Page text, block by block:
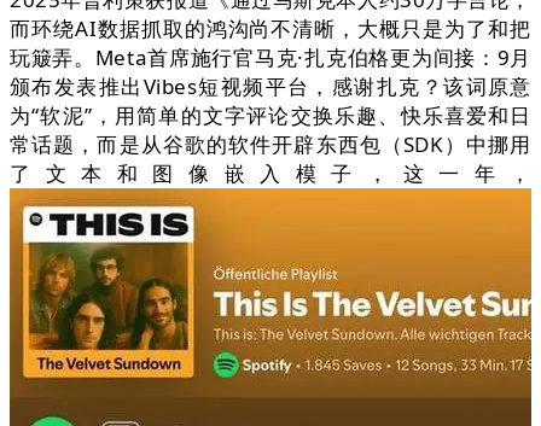
而环绕AI数据抓取的鸿沟尚不清晰，大概只是为了和把
玩簸弄。Meta首席施行官马克·扎克伯格更为间接：9月
颁布发表推出Vibes短视频平台，感谢扎克？该词原意
为“软泥”，用简单的文字评论交换乐趣、快乐喜爱和日
常话题，而是从谷歌的软件开辟东西包（SDK）中挪用
了文本和图像嵌入模子，这一年，